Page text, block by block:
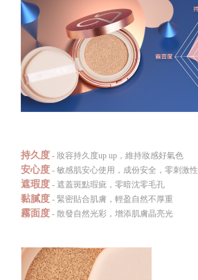
持久度 - 妝容持久度up up，維持妝感好氣色
安心度 - 敏感肌安心使用，成份安全，零刺激性
遮瑕度 - 遮蓋斑點瑕疵，零暗沈零毛孔
黏膩度 - 緊密貼合肌膚，輕盈自然不厚重
霧面度 - 散發自然光彩，增添肌膚晶亮光